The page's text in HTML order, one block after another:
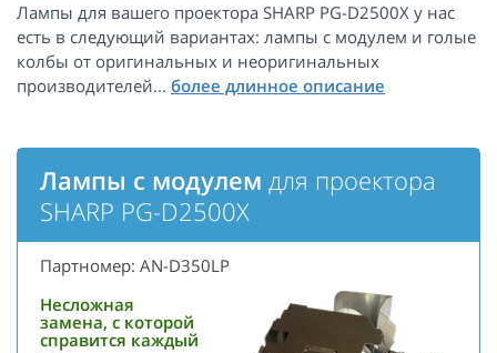
Лампы для вашего проектора SHARP PG-D2500X у нас
есть в следующий вариантах: лампы с модулем и голые
колбы от оригинальных и неоригинальных
производителей...
Лампы с модулем для проектора
SHARP PG-D2500X
Партномер: AN-D350LP
Несложная
замена, с которой
справится каждый